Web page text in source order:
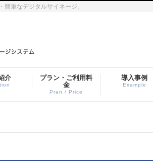
単なデジタルサイネージ。
介
プラン・ご利用料
金
Pran / Price
導入事例
Example